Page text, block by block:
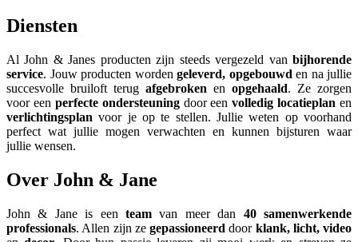
Diensten
Al John & Janes producten zijn steeds vergezeld van bijhorende
service. Jouw producten worden geleverd, opgebouwd en na jullie
succesvolle bruiloft terug afgebroken en opgehaald. Ze zorgen
voor een perfecte ondersteuningdoor eenvolledig locatieplan en
verlichtingsplan voor je op te stellen. Jullie weten op voorhand
perfect wat jullie mogen verwachten en kunnen bijsturen waar
jullie wensen.
Over John & Jane
John & Jane is een team van meer dan 40 samenwerkende
professionals. Allen zijn ze gepassioneerd door klank, licht, video